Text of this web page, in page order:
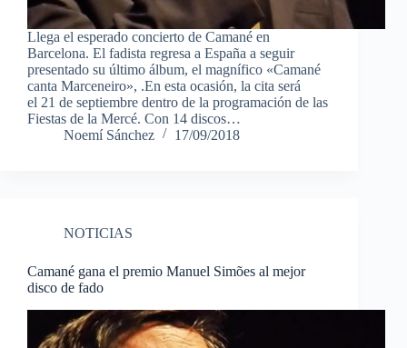
Llega el esperado concierto de Camané en
Barcelona. El fadista regresa a España a seguir
presentado su último álbum, el magnífico «Camané
canta Marceneiro», .En esta ocasión, la cita será
el 21 de septiembre dentro de la programación de las
Fiestas de la Mercé. Con 14 discos…
Noemí Sánchez
17/09/2018
NOTICIAS
Camané gana el premio Manuel Simões al mejor
disco de fado